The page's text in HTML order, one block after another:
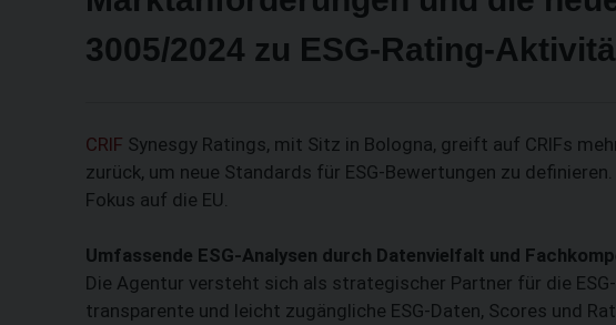
3005/2024 zu ESG-Rating-
CRIF Synesgy Ratings, mit Sitz in Bologna, greift auf CRIFs
zurück, um neue Standards für ESG-Bewertungen zu
Fokus auf die EU.
Umfassende ESG-Analysen durch Datenvielfalt und
Die Agentur versteht sich als strategischer Partner für die
transparente und leicht zugängliche ESG-Daten, Scores und